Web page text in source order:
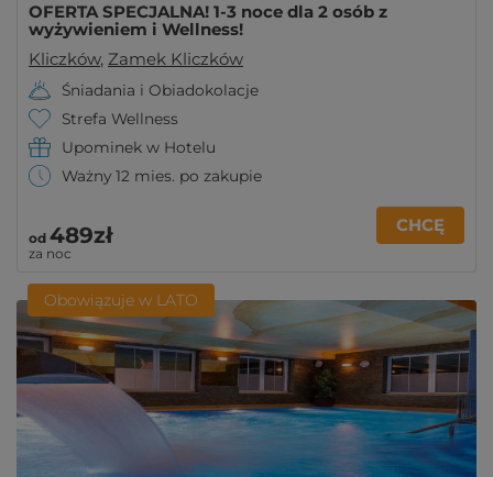
OFERTA SPECJALNA! 1-3 noce dla 2 osób z
wyżywieniem i Wellness!
Kliczków, Zamek Kliczków
Śniadania i Obiadokolacje
Strefa Wellness
Upominek w Hotelu
Ważny 12 mies. po zakupie
od 489zł
za noc
CHCĘ
Obowiązuje w LATO